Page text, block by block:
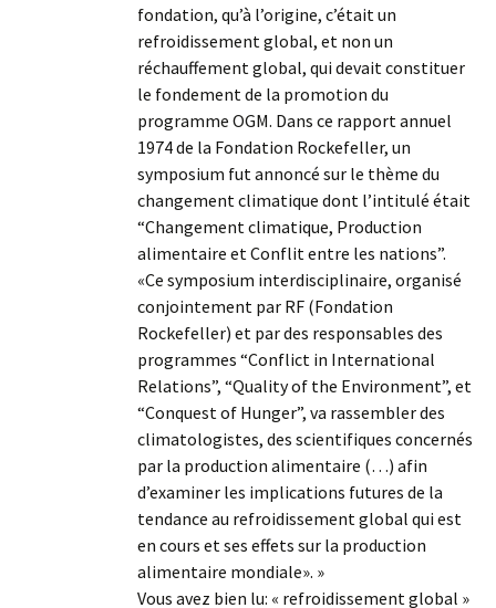
fondation, qu’à l’origine, c’était un
refroidissement global, et non un
réchauffement global, qui devait constituer
le fondement de la promotion du
programme OGM. Dans ce rapport annuel
1974 de la Fondation Rockefeller, un
symposium fut annoncé sur le thème du
changement climatique dont l’intitulé était
“Changement climatique, Production
alimentaire et Conflit entre les nations”.
«Ce symposium interdisciplinaire, organisé
conjointement par RF (Fondation
Rockefeller) et par des responsables des
programmes “Conflict in International
Relations”, “Quality of the Environment”, et
“Conquest of Hunger”, va rassembler des
climatologistes, des scientifiques concernés
par la production alimentaire (…) afin
d’examiner les implications futures de la
tendance au refroidissement global qui est
en cours et ses effets sur la production
alimentaire mondiale». »
Vous avez bien lu: « refroidissement global »